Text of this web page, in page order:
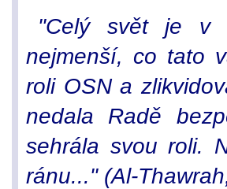
"Celý svět je v
nejmenší, co tato
roli OSN a
nedala Radě
sehrála svou roli.
ránu..." (Al-